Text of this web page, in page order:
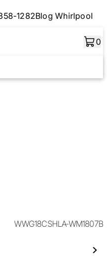
1282Blog Whirlpool
0
WWG18CSHLA-WM1807B